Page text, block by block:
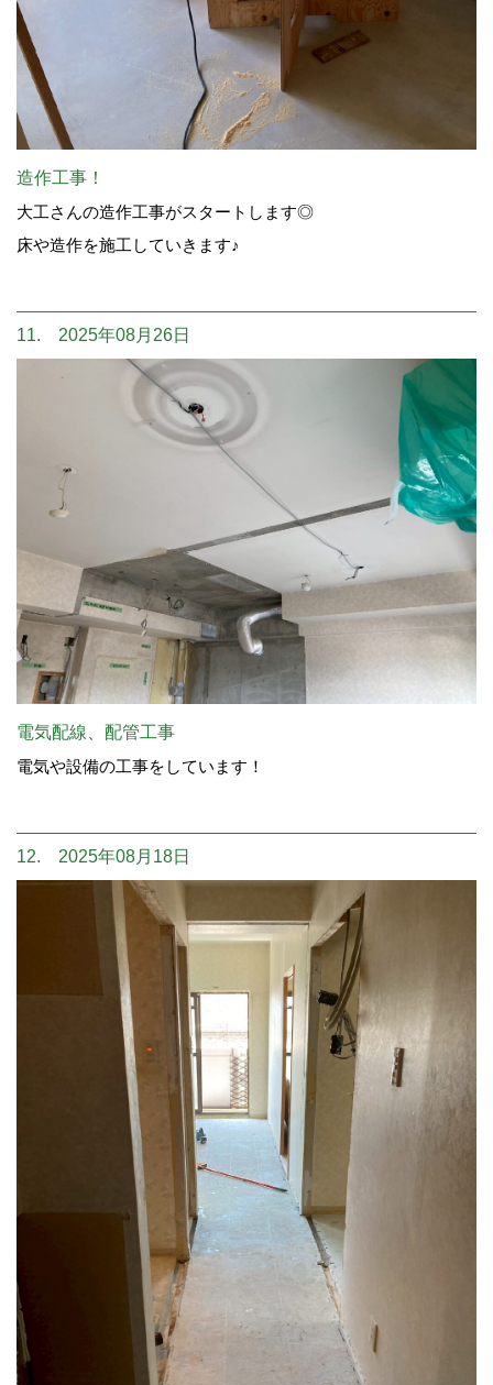
造作工事！
大工さんの造作工事がスタートします◎
床や造作を施工していきます♪
11. 2025年08月26日
電気配線、配管工事
電気や設備の工事をしています！
12. 2025年08月18日